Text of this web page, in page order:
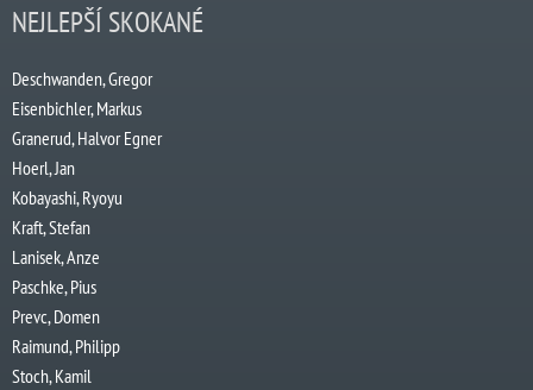
NEJLEPŠÍ SKOKANÉ
Deschwanden, Gregor
Eisenbichler, Markus
Granerud, Halvor Egner
Hoerl, Jan
Kobayashi, Ryoyu
Kraft, Stefan
Lanisek, Anze
Paschke, Pius
Prevc, Domen
Raimund, Philipp
Stoch, Kamil